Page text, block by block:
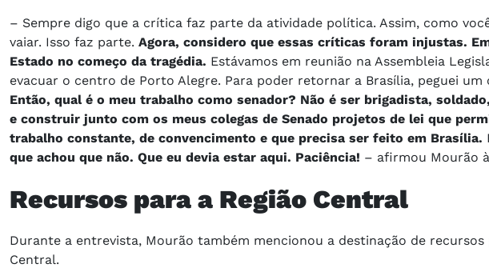
– Sempre digo que a crítica faz parte da atividade política. Assim, como
vaiar. Isso faz parte. Agora, considero que essas críticas foram injustas.
Estado no começo da tragédia. Estávamos em reunião na Assembleia
evacuar o centro de Porto Alegre. Para poder retornar a Brasília, peguei
Então, qual é o meu trabalho como senador? Não é ser brigadista,
e construir junto com os meus colegas de Senado projetos de lei que
trabalho constante, de convencimento e que precisa ser feito em Brasília.
que achou que não. Que eu devia estar aqui. Paciência! – afirmou Mourão
Recursos para a Região Central
Durante a entrevista, Mourão também mencionou a destinação de
Central.